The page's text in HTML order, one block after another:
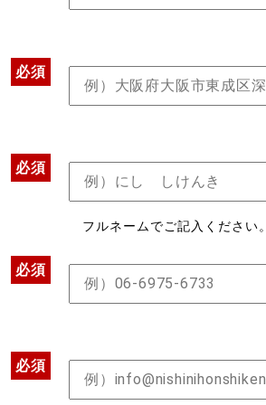
必須
必須
フルネームでご記入ください。
必須
必須